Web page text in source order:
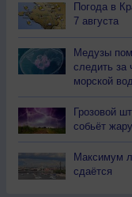
Погода в
7 августа
Медузы
следить за
морской
Грозовой
собьёт жару
Максимум
сдаётся